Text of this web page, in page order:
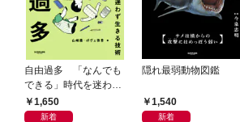
自由過多 「なんでも
できる」時代を迷わず
生きる技術
1,650
新着
隠れ最弱動物図鑑
1,540
新着